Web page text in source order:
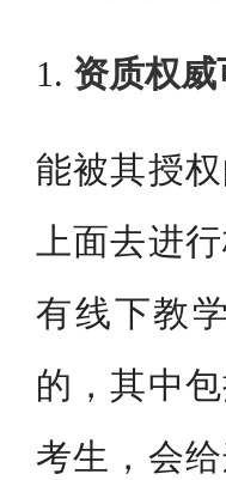
1. 资质权
能被其授
上面去进
有线下教
的，其中
考生，会